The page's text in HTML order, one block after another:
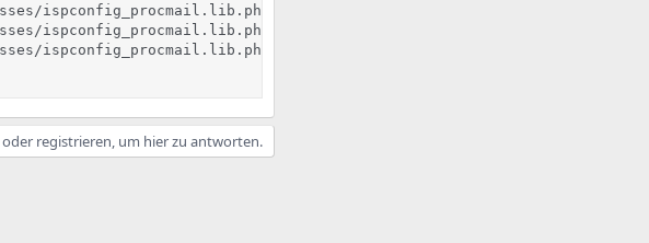
ispconfig_procmail.lib.php, Line 57: cp -f /root/ispconfig/isp/conf/
ispconfig_procmail.lib.php, Line 113: symlink /var/www/web1/Maildir
ispconfig_procmail.lib.php, Line 113: WARNING: could not symlink /var/
registrieren, um hier zu antworten.